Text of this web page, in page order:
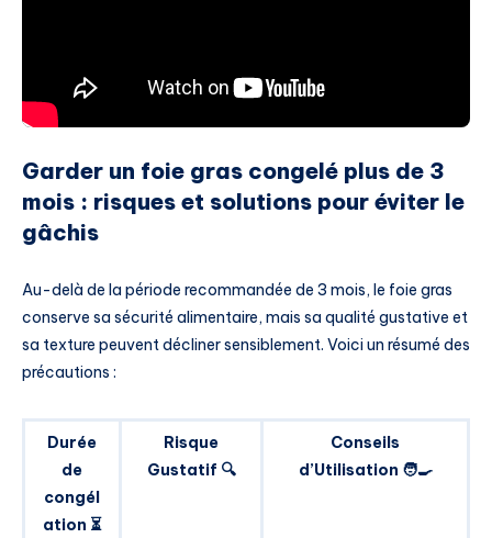
Garder un foie gras congelé plus de 3
mois : risques et solutions pour éviter le
gâchis
Au-delà de la période recommandée de 3 mois, le foie gras
conserve sa sécurité alimentaire, mais sa qualité gustative et
sa texture peuvent décliner sensiblement. Voici un résumé des
précautions :
Durée
de
congél
ation ⏳
Risque
Gustatif 🔍
Conseils
d’Utilisation 🧑‍🍳